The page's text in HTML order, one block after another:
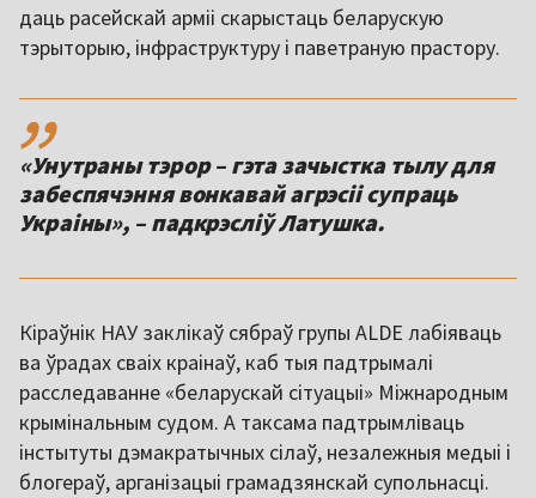
даць расейскай арміі скарыстаць беларускую
тэрыторыю, інфраструктуру і паветраную прастору.
,,
«Унутраны тэрор – гэта зачыстка тылу для
забеспячэння вонкавай агрэсіі супраць
Украіны», – падкрэсліў Латушка.
Кіраўнік НАУ заклікаў сябраў групы ALDE лабіяваць
ва ўрадах сваіх краінаў, каб тыя падтрымалі
расследаванне «беларускай сітуацыі» Міжнародным
крымінальным судом. А таксама падтрымліваць
інстытуты дэмакратычных сілаў, незалежныя медыі і
блогераў, арганізацыі грамадзянскай супольнасці.